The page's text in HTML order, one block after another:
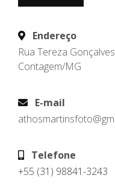
Endereço
Rua Tereza
Contagem/MG
E-mail
Telefone
+55 (31) 98841-3243